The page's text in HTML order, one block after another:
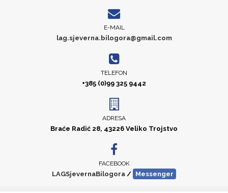
E-MAIL
lag.sjeverna.bilogora@gmail.com
TELEFON
+385 (0)99 325 9442
ADRESA
Braće Radić 28, 43226 Veliko Trojstvo
FACEBOOK
LAGSjevernaBilogora / Messenger